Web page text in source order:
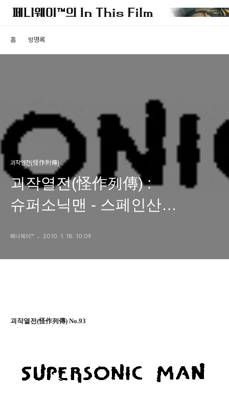
홈 방명록
괴작열전(怪作列傳)
괴작열전(怪作列傳) :
슈퍼소닉맨 - 스페인산
페니웨이™ 2010. 1. 18. 10:09
괴작열전(怪作列傳) No.93